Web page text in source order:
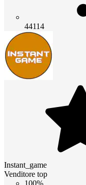
44114
Instant_game
Venditore top
100%